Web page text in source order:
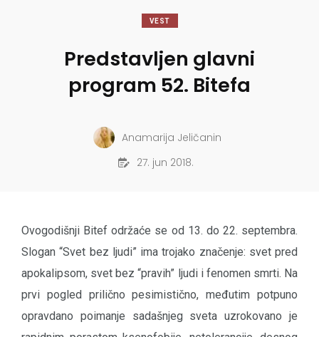
VEST
Predstavljen glavni
program 52. Bitefa
Anamarija Jeličanin
27. jun 2018.
Ovogodišnji Bitef održaće se od 13. do 22. septembra.
Slogan “Svet bez ljudi” ima trojako značenje: svet pred
apokalipsom, svet bez “pravih” ljudi i fenomen smrti. Na
prvi pogled prilično pesimistično, međutim potpuno
opravdano poimanje sadašnjeg sveta uzrokovano je